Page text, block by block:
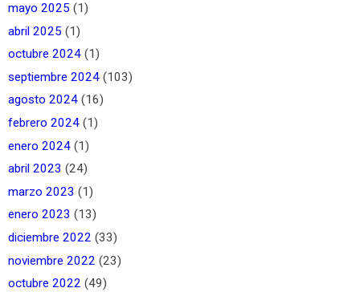
mayo 2025 (1)
abril 2025 (1)
octubre 2024 (1)
septiembre 2024 (103)
agosto 2024 (16)
febrero 2024 (1)
enero 2024 (1)
abril 2023 (24)
marzo 2023 (1)
enero 2023 (13)
diciembre 2022 (33)
noviembre 2022 (23)
octubre 2022 (49)